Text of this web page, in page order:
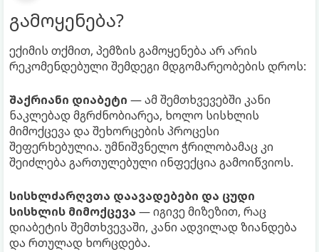
გამოყენება?
ექიმის თქმით, პემზის გამოყენება არ არის
რეკომენდებული შემდეგი მდგომარეობების დროს:
შაქრიანი დიაბეტი — ამ შემთხვევებში კანი
ნაკლებად მგრძნობიარეა, ხოლო სისხლის
მიმოქცევა და შეხორცების პროცესი
შეფერხებულია. უმნიშვნელო ჭრილობამაც კი
შეიძლება გართულებული ინფექცია გამოიწვიოს.
სისხლძარღვთა დაავადებები და ცუდი
სისხლის მიმოქცევა — იგივე მიზეზით, რაც
დიაბეტის შემთხვევაში, კანი ადვილად ზიანდება
და რთულად ხორცდება.